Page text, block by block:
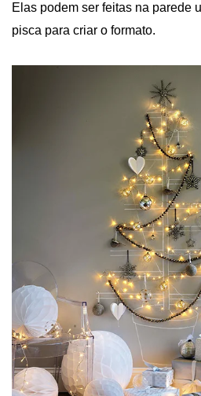
Elas podem ser feitas na parede
pisca para criar o formato.